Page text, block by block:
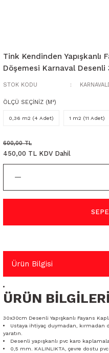
Tink Kendinden Yapışkanlı
Döşemesi Karnaval Desenli
STOK KODU
ÖLÇÜ SEÇİNİZ (M²)
0,36 m2 (4 Adet) 1 m2 (11 Adet)
600,00 TL
450,00 TL KDV Dahil
Ürün Bilgisi
ÜRÜN BİLGİLERİ
30x30cm Desenli Yapışkanlı Fayans
Ustaya ihtiyaç duymadan, kırmadan
yaratın.
Desenli yapışkanlı pvc karo
0,5 mm. KALINLIKTA, çevre dostu